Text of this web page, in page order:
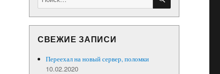
СВЕЖИЕ ЗАПИСИ
Переехал на новый сервер, поломки
10.02.2020